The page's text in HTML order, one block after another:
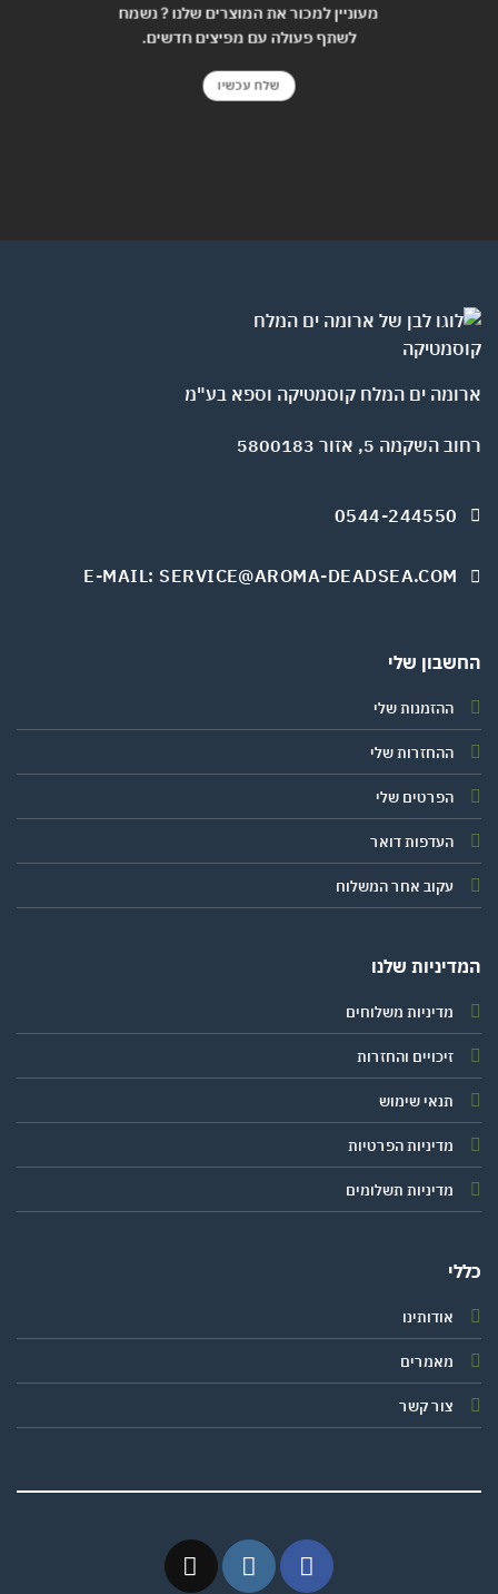
מעוניין למכור את המוצרים שלנו ? נשמח
לשתף פעולה עם מפיצים חדשים.
שלח עכשיו
ים המלח קוסמטיקה וספא בע"מ
5, אזור 5800183
0544-244550
E-MAIL: SERVICE@AROMA-DEADSEA.COM
שלי
ההזמנות שלי
ההחזרות שלי
הפרטים שלי
העדפות דואר
עקוב אחר המשלוח
שלנו
מדיניות משלוחים
זיכויים והחזרות
תנאי שימוש
מדיניות הפרטיות
מדיניות תשלומים
אודותינו
מאמרים
צור קשר